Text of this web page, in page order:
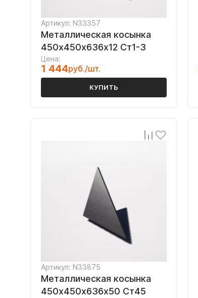
Артикул: N33357
Металлическая косынка
450х450х636х12 Ст1-3
Цена:
1 444руб./шт.
КУПИТЬ
Артикул: N33875
Металлическая косынка
450х450х636х50 Ст45